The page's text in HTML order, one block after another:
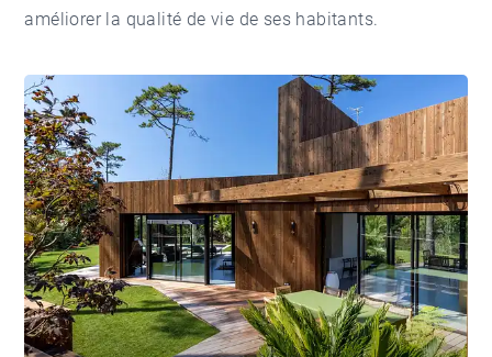
améliorer la qualité de vie de ses habitants.